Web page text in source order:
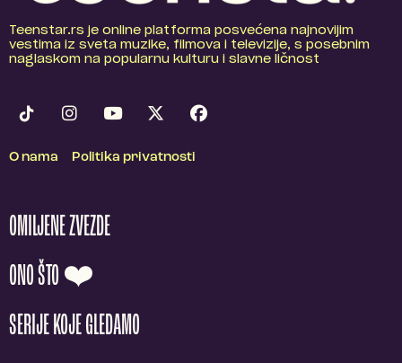
Teenstar.rs je online platforma posvećena najnovijim
vestima iz sveta muzike, filmova i televizije, s posebnim
naglaskom na popularnu kulturu i slavne ličnost
O nama Politika privatnosti
OMILJENE ZVEZDE
ONO ŠTO ❤️
SERIJE KOJE GLEDAMO